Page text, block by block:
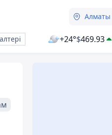
Алматы
+24°$469.93